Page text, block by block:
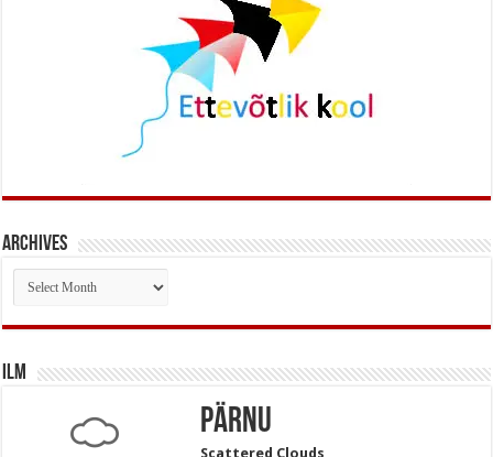
Archives
Archives
Ilm
Pärnu
Scattered Clouds